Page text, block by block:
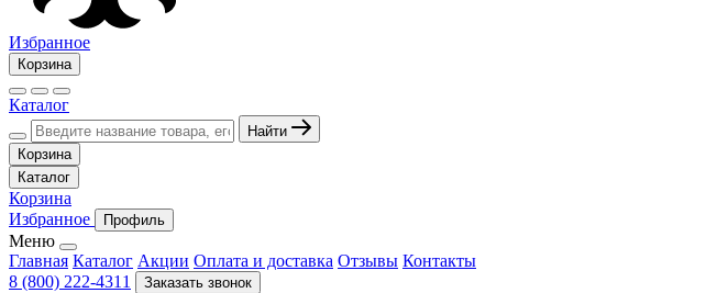
Избранное
Корзина
Каталог
Найти
Корзина
Каталог
Корзина
Избранное
Профиль
Меню
Главная Каталог Акции Оплата и доставка Отзывы Контакты
8 (800) 222-4311
Заказать звонок